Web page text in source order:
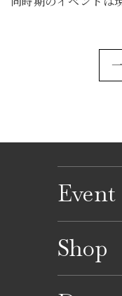
Event
イベントカ
Shop